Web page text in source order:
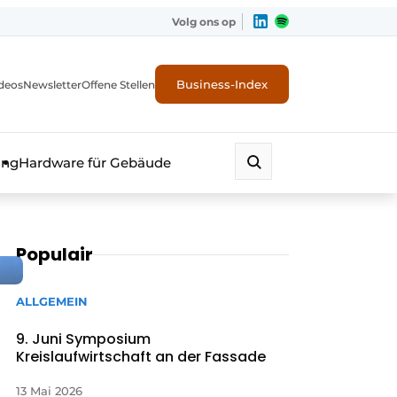
Volg ons op
NewsletterOffene Stellen Business-Index
Hardware für Gebäude
Populair
ALLGEMEIN
9. Juni Symposium
Kreislaufwirtschaft an der Fassade
13 Mai 2026